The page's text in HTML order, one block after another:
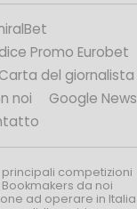
Promo Eurobet
Carta del giornalista
noi
Google News
competizioni
da noi
ad operare in Italia